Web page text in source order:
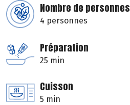
Nombre de personnes
4 personnes
Préparation
25 min
Cuisson
5 min